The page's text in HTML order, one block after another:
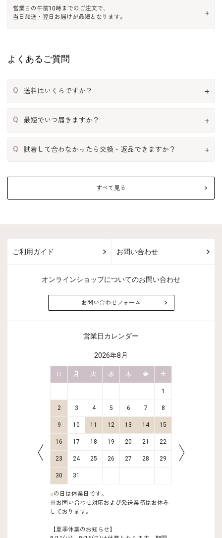
営業日の午前10時までのご注文で、
当日発送・翌日お届けが最短となります。
よくあるご質問
Q 送料はいくらですか？
Q 最短でいつ届きますか？
Q 試着して合わなかったら交換・返品できますか？
すべて見る
ご利用ガイド お問い合わせ
オンラインショップについてのお問い合わせ
お問い合わせフォーム
営業日カレンダー
2026年8月
日 月 火 水 木 金 土
1
2 3 4 5 6 7 8
9 10 11 12 13 14 15
16 17 18 19 20 21 22
23 24 25 26 27 28 29
30 31
■の日は休業日です。
※お問い合わせ対応および発送業務はお休み
しております。
【夏季休業のお知らせ】